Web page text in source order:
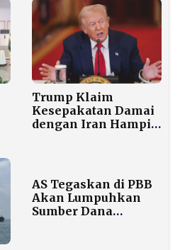
Trump Klaim
Kesepakatan Damai
dengan Iran Hampir
AS Tegaskan di PBB
Akan Lumpuhkan
Sumber Dana